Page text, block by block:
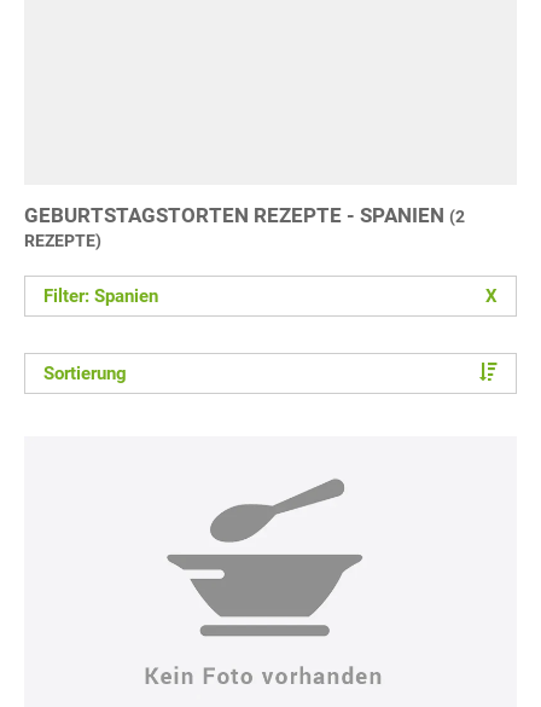
GEBURTSTAGSTORTEN REZEPTE - SPANIEN (2
REZEPTE)
Filter: Spanien X
Sortierung